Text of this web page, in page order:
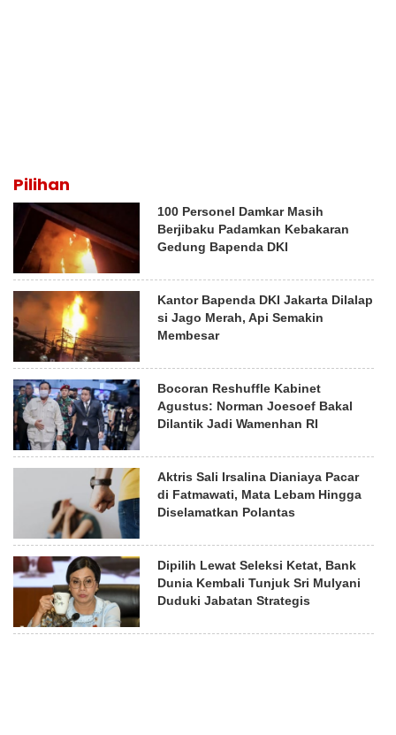
Pilihan
100 Personel Damkar Masih
Berjibaku Padamkan Kebakaran
Gedung Bapenda DKI
Kantor Bapenda DKI Jakarta Dilalap
si Jago Merah, Api Semakin
Membesar
Bocoran Reshuffle Kabinet
Agustus: Norman Joesoef Bakal
Dilantik Jadi Wamenhan RI
Aktris Sali Irsalina Dianiaya Pacar
di Fatmawati, Mata Lebam Hingga
Diselamatkan Polantas
Dipilih Lewat Seleksi Ketat, Bank
Dunia Kembali Tunjuk Sri Mulyani
Duduki Jabatan Strategis